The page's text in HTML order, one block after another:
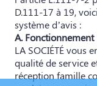
D.111-17 à 19,
système d’avis :
A. Fonctionnement
LA SOCIÉTÉ vous
qualité de service
réception famille